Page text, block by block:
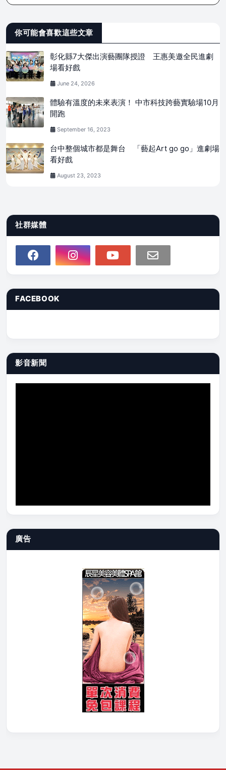
你可能會喜歡這些文章
彰化縣7大傑出演藝團隊授證 王惠美邀全民進劇
場看好戲
June 24, 2026
體驗有溫度的未來表演！ 中市科技跨藝實驗場10月
開跑
September 16, 2023
台中整個城市都是舞台 「藝起Art go go」進劇場
看好戲
August 23, 2023
社群媒體
FACEBOOK
影音新聞
廣告